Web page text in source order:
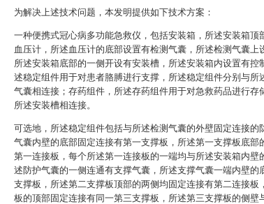
为解决上述技术问题，本发明提供如下技术方案：
一种便携式冠心病多功能急救仪，包括安装箱，所述安装箱顶
血压计，所述血压计的底部设置有检测气囊，所述检测气囊上
所述安装箱底部的一侧开设有安装槽，所述安装箱内设置有控
述稳定组件用于对患者胳膊进行支撑，所述稳定组件分别与所
气囊相连接；存药组件，所述存药组件用于对急救药品进行存
所述安装槽相连接。
可选地，所述稳定组件包括与所述检测气囊的外壁固定连接的
气囊内壁的底部固定连接有第一支撑板，所述第一支撑板底部
第一连接板，每个所述第一连接板的一端均与所述安装箱内壁
述防护气囊的一侧连通有支撑气囊，所述支撑气囊一端内壁的
支撑板，所述第二支撑板顶部的两侧均固定连接有第二连接板
板的顶部固定连接有同一第三支撑板，所述第三支撑板的侧壁